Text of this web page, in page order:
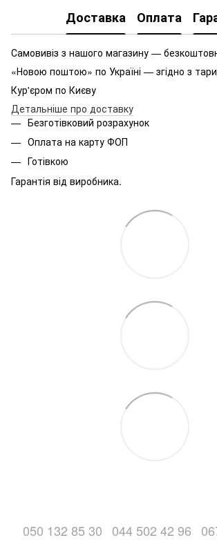
Доставка Оплата
Самовивіз з нашого магазину —
«Новою поштою» по Україні — згідно з
Кур'єром по Києву
Детальніше про доставку
Безготівковий розрахунок
Оплата на карту ФОП
Готівкою
Гарантія від виробника.
050 132 85 30 044 502 42 96